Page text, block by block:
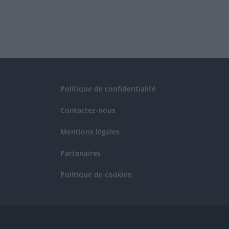
Politique de confidentialité
Contactez-nous
Mentions légales
Partenaires
Politique de cookies